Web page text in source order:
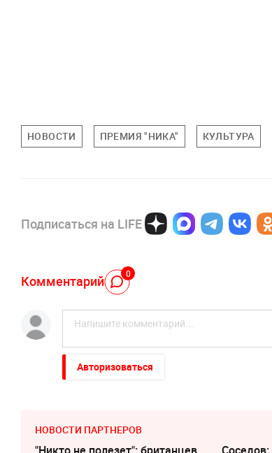
НОВОСТИ ПРЕМИЯ "НИКА" КУЛЬТУРА
Подписаться на LIFE
Комментарий 0
Авторизоваться
НОВОСТИ ПАРТНЕРОВ